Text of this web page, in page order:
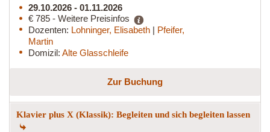
29.10.2026 - 01.11.2026
€ 785 - Weitere Preisinfos
Dozenten: Lohninger, Elisabeth | Pfeifer,
Martin
Domizil: Alte Glasschleife
Zur Buchung
Klavier plus X (Klassik): Begleiten und sich begleiten lassen